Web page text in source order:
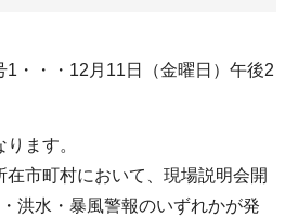
1・・・12月11日（金曜日）午後2
ます。
市町村において、現場説明会開
洪水・暴風警報のいずれかが発